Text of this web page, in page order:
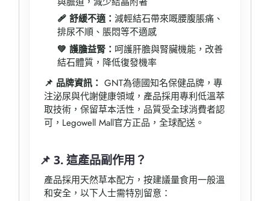
🩹 舒緩不適：減輕結石帶來嘅腰腹脹痛、
排尿不順、脹悶等不適感
💚 護膽益腎： 呵護肝膽與腎臟機能，改善
結石體質，降低復發機率
📌 品牌資訊： GNT為德國知名保健品牌，專
注泌尿與代謝健康領域，產品採用專利低溫萃
取技術，保留草本活性，品質受全球消費者認
可，Legowell Mall官方正品，全球配送。
📌 3. 這產品副作用？
產品採用天然草本配方，按建議量食用一般溫
和安全，以下人士需特別留意：